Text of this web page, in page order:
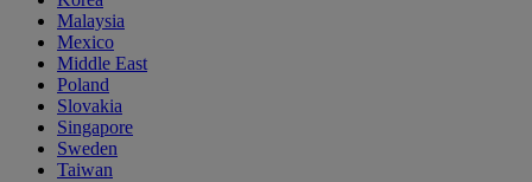
Malaysia
Mexico
Middle East
Poland
Slovakia
Singapore
Sweden
Taiwan